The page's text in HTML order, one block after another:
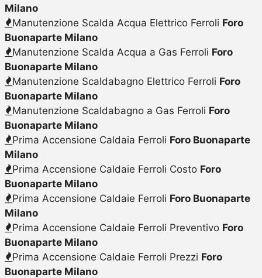
Milano
Manutenzione Scalda Acqua Elettrico Ferroli Foro
Buonaparte Milano
Manutenzione Scalda Acqua a Gas Ferroli Foro
Buonaparte Milano
Manutenzione Scaldabagno Elettrico Ferroli Foro
Buonaparte Milano
Manutenzione Scaldabagno a Gas Ferroli Foro
Buonaparte Milano
Prima Accensione Caldaia Ferroli Foro Buonaparte
Milano
Prima Accensione Caldaie Ferroli Costo Foro
Buonaparte Milano
Prima Accensione Caldaie Ferroli Foro Buonaparte
Milano
Prima Accensione Caldaie Ferroli Preventivo Foro
Buonaparte Milano
Prima Accensione Caldaie Ferroli Prezzi Foro
Buonaparte Milano